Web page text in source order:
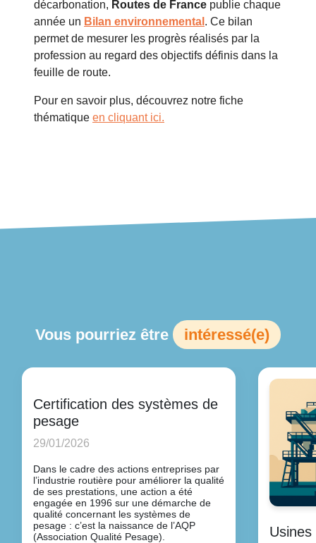
décarbonation, Routes de France publie chaque
année un Bilan environnemental . Ce bilan
permet de mesurer les progrès réalisés par la
profession au regard des objectifs définis dans la
feuille de route.
Pour en savoir plus, découvrez notre fiche
thématique en cliquant ici.
Vous pourriez être intéressé(e)
Certification des systèmes de
pesage
29/01/2026
Dans le cadre des actions entreprises par
l’industrie routière pour améliorer la qualité
de ses prestations, une action a été
engagée en 1996 sur une démarche de
qualité concernant les systèmes de
pesage : c’est la naissance de l’AQP
(Association Qualité Pesage).
Usines